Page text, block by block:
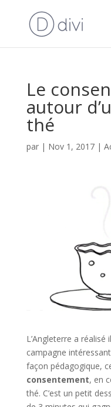
Le
autour
thé
par | Nov 1, 2017|
L’Angleterre a réalisé
campagne
façon pédagogique,
consentement, en
thé. C’est un petit